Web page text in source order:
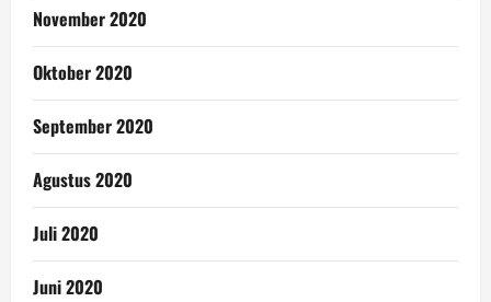
November 2020
Oktober 2020
September 2020
Agustus 2020
Juli 2020
Juni 2020